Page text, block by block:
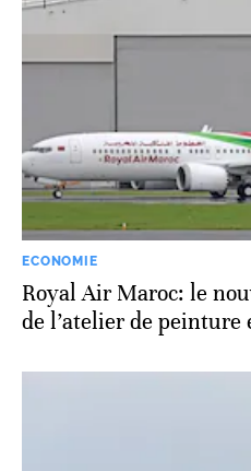
ECONOMIE
Royal Air Maroc: le
de l’atelier de peinture